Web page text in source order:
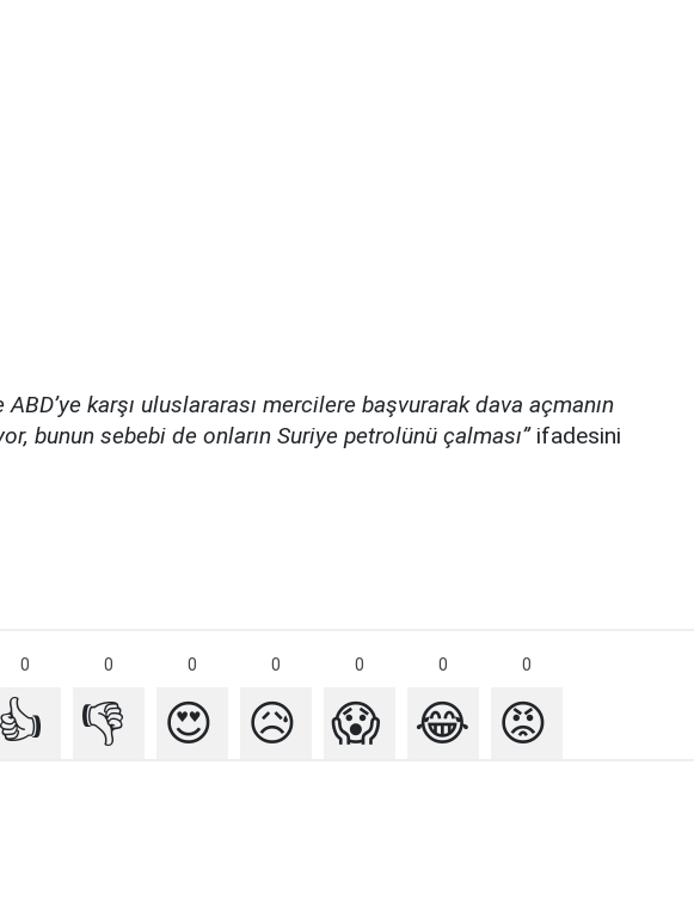
ABD’ye karşı uluslararası mercilere başvurarak dava açmanın
bunun sebebi de onların Suriye petrolünü çalması”ifadesini
0 0 0 0 0 0 0
👍 👎 😍 😥 😱 😂 😡